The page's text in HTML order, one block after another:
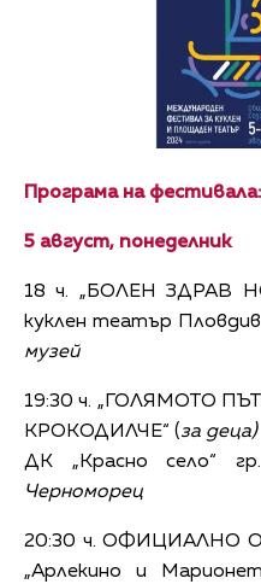
Програма на фестивала:
5 август, понеделник
18 ч. „БОЛЕН ЗДРАВ
куклен театър Пловдив
музей
19:30 ч. „ГОЛЯМОТО
КРОКОДИЛЧЕ“ (за деца)
ДК „Красно село“
Черноморец
20:30 ч. ОФИЦИАЛНО
„Арлекино и